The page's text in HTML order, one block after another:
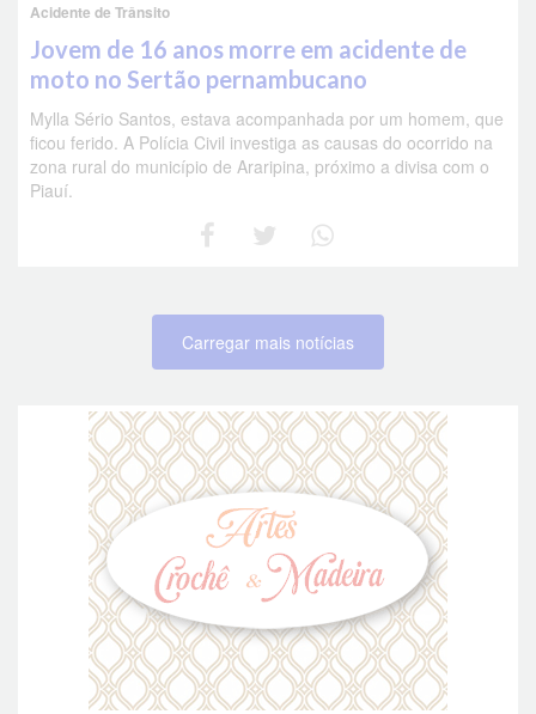
Acidente de Trânsito
Jovem de 16 anos morre em acidente de
moto no Sertão pernambucano
Mylla Sério Santos, estava acompanhada por um homem, que
ficou ferido. A Polícia Civil investiga as causas do ocorrido na
zona rural do município de Araripina, próximo a divisa com o
Piauí.
Carregar mais notícias